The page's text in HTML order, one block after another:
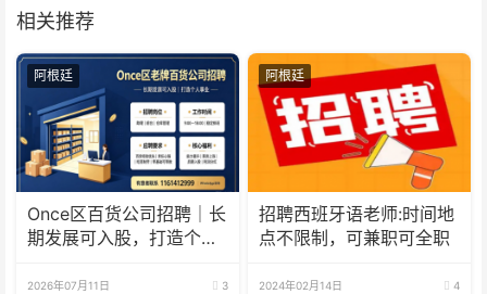
相关推荐
阿根廷
Once区百货公司招聘｜长
期发展可入股，打造个人
2026年07月11日 3
阿根廷
招聘西班牙语老师:时间地
点不限制，可兼职可全职
2024年02月14日 4